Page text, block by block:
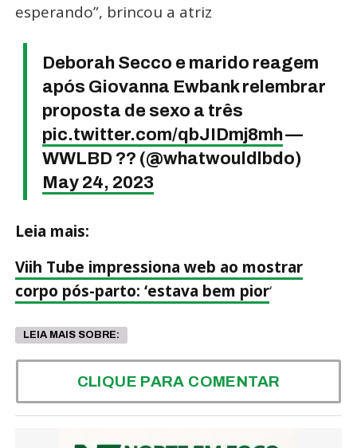
esperando”, brincou a atriz
Deborah Secco e marido reagem
após Giovanna Ewbank relembrar
proposta de sexo a três
pic.twitter.com/qbJIDmj8mh—
WWLBD ?? (@whatwouldlbdo)
May 24, 2023
Leia mais:
Viih Tube impressiona web ao mostrar
corpo pós-parto: ‘estava bem pior‘
LEIA MAIS SOBRE:
CLIQUE PARA COMENTAR